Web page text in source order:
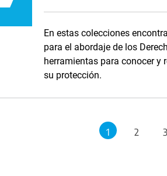
En estas colecciones
para el abordaje de los
herramientas para conocer y
su protección.
1 2 3